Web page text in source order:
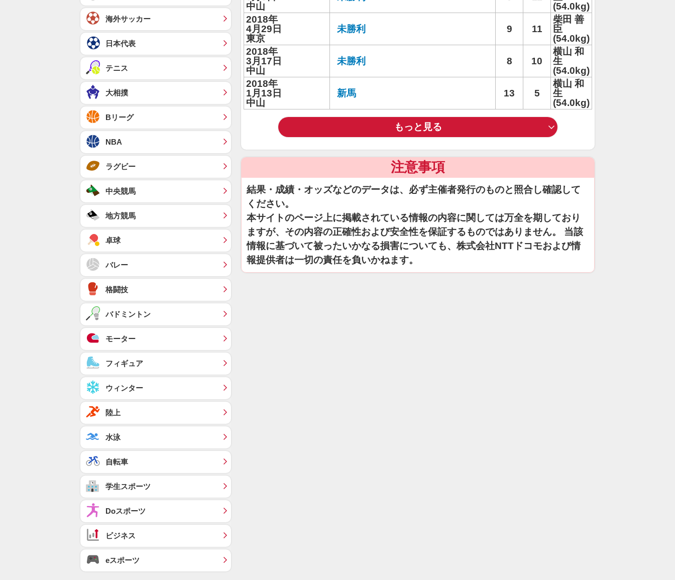
中山
(54.0kg)
2018年
4月29日
東京
未勝利 9 11
柴田 善
臣
(54.0kg)
2018年
3月17日
中山
未勝利 8 10
横山 和
生
(54.0kg)
2018年
1月13日
中山
新馬 13 5
横山 和
生
(54.0kg)
もっと見る
注意事項
結果・成績・オッズなどのデータは、必ず主催者発行のものと照合し確認して
ください。
本サイトのページ上に掲載されている情報の内容に関しては万全を期しており
ますが、その内容の正確性および安全性を保証するものではありません。 当該
情報に基づいて被ったいかなる損害についても、株式会社NTTドコモおよび情
報提供者は一切の責任を負いかねます。
海外サッカー
日本代表
テニス
大相撲
Bリーグ
NBA
ラグビー
中央競馬
地方競馬
卓球
バレー
格闘技
バドミントン
モーター
フィギュア
ウィンター
陸上
水泳
自転車
学生スポーツ
Doスポーツ
ビジネス
eスポーツ